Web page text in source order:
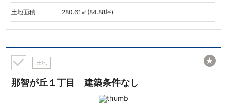
土地面積 280.61㎡(84.88坪)
土地
那智が丘１丁目 建築条件なし
★